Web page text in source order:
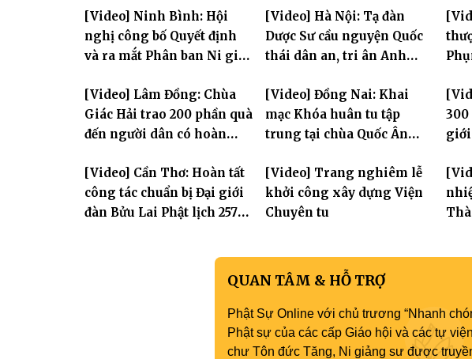
thứ X, nhiệm kỳ 2026-2031
[Video] Ninh Bình: Hội
nghị công bố Quyết định
và ra mắt Phân ban Ni giới
[Video] Hà Nội: Tạ đàn
Dược Sư cầu nguyện Quốc
thái dân an, tri ân Anh
[Video] Lâm Đồng: Chùa
Giác Hải trao 200 phần quà
đến người dân có hoàn
Dương
[Video] Đồng Nai: Khai
mạc Khóa huân tu tập
trung tại chùa Quốc Ân
[Video] Cần Thơ: Hoàn tất
công tác chuẩn bị Đại giới
đàn Bửu Lai Phật lịch 2570,
[Video] Trang nghiêm lễ
khởi công xây dựng Viện
Chuyên tu
QUAN TÂM & HỖ TRỢ
Phật Sự Online với chủ trương “Nhanh
Phật sự của các cấp Giáo hội và các tự
chư Tôn đức Tăng, Ni giảng sư được